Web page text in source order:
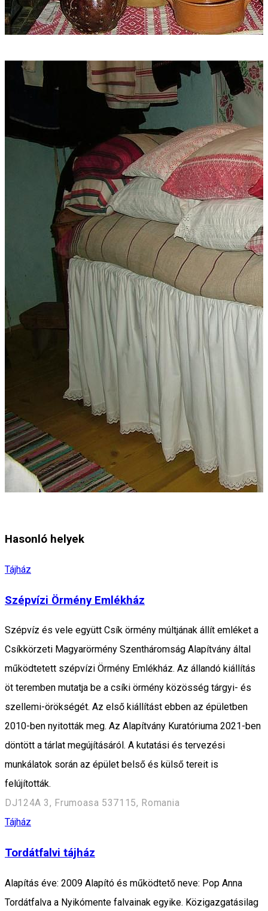
Hasonló helyek
Tájház
Szépvízi Örmény Emlékház
Szépvíz és vele együtt Csík örmény múltjának állít emléket a
Csíkkörzeti Magyarörmény Szentháromság Alapítvány által
működtetett szépvízi Örmény Emlékház. Az állandó kiállítás
öt teremben mutatja be a csíki örmény közösség tárgyi- és
szellemi-örökségét. Az első kiállítást ebben az épületben
2010-ben nyitották meg. Az Alapítvány Kuratóriuma 2021-ben
döntött a tárlat megújításáról. A kutatási és tervezési
munkálatok során az épület belső és külső tereit is
felújították.
DJ124A 3, Frumoasa 537115, Romania
Tájház
Tordátfalvi tájház
Alapítás éve: 2009 Alapító és működtető neve: Pop Anna
Tordátfalva a Nyikómente falvainak egyike. Közigazgatásilag